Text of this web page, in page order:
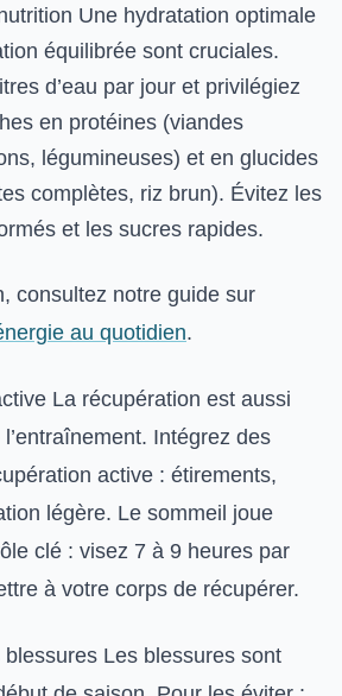
Une hydratation optimale
équilibrée sont cruciales.
d’eau par jour et privilégiez
en protéines (viandes
légumineuses) et en glucides
complètes, riz brun). Évitez les
et les sucres rapides.
consultez notre guide sur
au quotidien.
La récupération est aussi
Intégrez des
active : étirements,
légère. Le sommeil joue
clé : visez 7 à 9 heures par
à votre corps de récupérer.
Les blessures sont